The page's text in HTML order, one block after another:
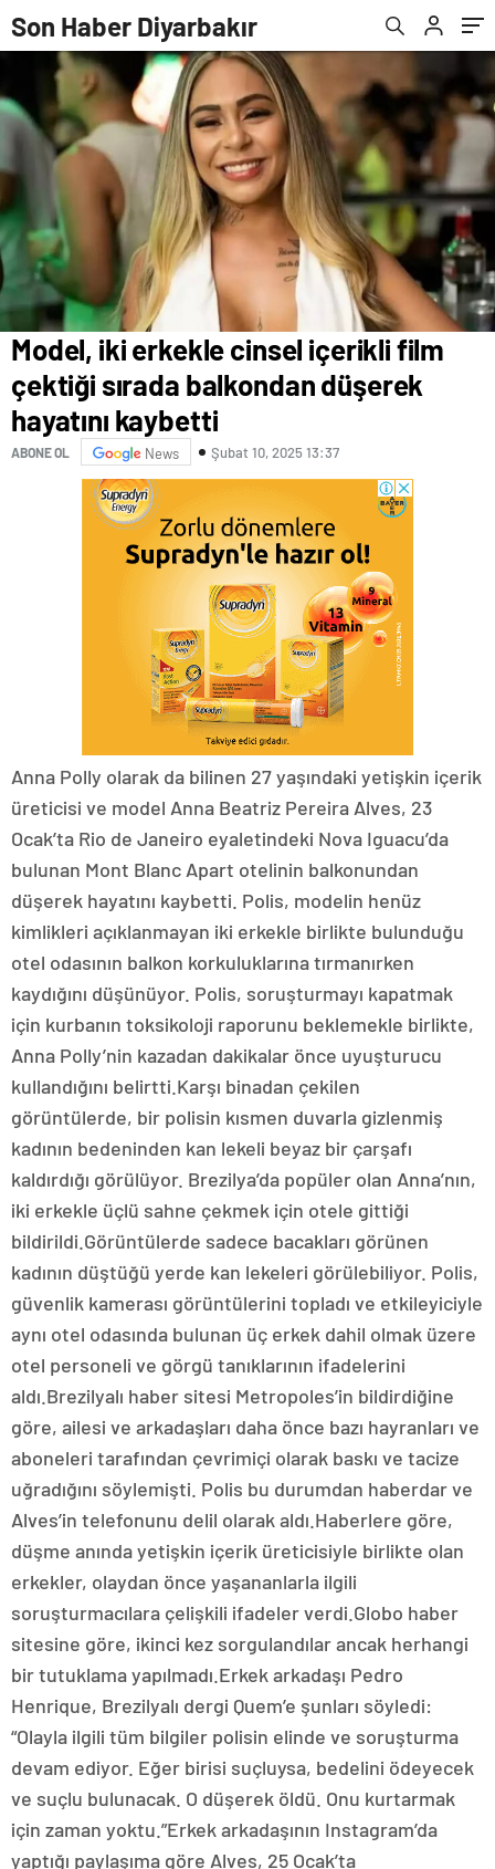
Son Haber Diyarbakır
Model, iki erkekle cinsel içerikli film
çektiği sırada balkondan düşerek
hayatını kaybetti
ABONE OL News Şubat 10, 2025 13:37
Anna Polly olarak da bilinen 27 yaşındaki yetişkin içerik
üreticisi ve model Anna Beatriz Pereira Alves, 23
Ocak’ta Rio de Janeiro eyaletindeki Nova Iguacu’da
bulunan Mont Blanc Apart otelinin balkonundan
düşerek hayatını kaybetti. Polis, modelin henüz
kimlikleri açıklanmayan iki erkekle birlikte bulunduğu
otel odasının balkon korkuluklarına tırmanırken
kaydığını düşünüyor. Polis, soruşturmayı kapatmak
için kurbanın toksikoloji raporunu beklemekle birlikte,
Anna Polly’nin kazadan dakikalar önce uyuşturucu
kullandığını belirtti.Karşı binadan çekilen
görüntülerde, bir polisin kısmen duvarla gizlenmiş
kadının bedeninden kan lekeli beyaz bir çarşafı
kaldırdığı görülüyor. Brezilya’da popüler olan Anna’nın,
iki erkekle üçlü sahne çekmek için otele gittiği
bildirildi.Görüntülerde sadece bacakları görünen
kadının düştüğü yerde kan lekeleri görülebiliyor. Polis,
güvenlik kamerası görüntülerini topladı ve etkileyiciyle
aynı otel odasında bulunan üç erkek dahil olmak üzere
otel personeli ve görgü tanıklarının ifadelerini
aldı.Brezilyalı haber sitesi Metropoles’in bildirdiğine
göre, ailesi ve arkadaşları daha önce bazı hayranları ve
aboneleri tarafından çevrimiçi olarak baskı ve tacize
uğradığını söylemişti. Polis bu durumdan haberdar ve
Alves’in telefonunu delil olarak aldı.Haberlere göre,
düşme anında yetişkin içerik üreticisiyle birlikte olan
erkekler, olaydan önce yaşananlarla ilgili
soruşturmacılara çelişkili ifadeler verdi.Globo haber
sitesine göre, ikinci kez sorgulandılar ancak herhangi
bir tutuklama yapılmadı.Erkek arkadaşı Pedro
Henrique, Brezilyalı dergi Quem’e şunları söyledi:
“Olayla ilgili tüm bilgiler polisin elinde ve soruşturma
devam ediyor. Eğer birisi suçluysa, bedelini ödeyecek
ve suçlu bulunacak. O düşerek öldü. Onu kurtarmak
için zaman yoktu.”Erkek arkadaşının Instagram’da
yaptığı paylaşıma göre Alves, 25 Ocak’ta